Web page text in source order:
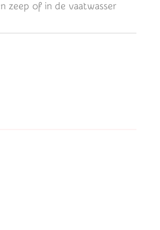
zeep of in de vaatwasser